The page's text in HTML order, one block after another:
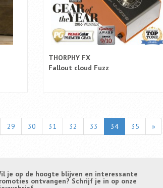
THORPHY FX
Fallout cloud Fuzz
29 30 31 32 33 34 35 »
je op de hoogte blijven en interessante
ontvangen? Schrijf je in op onze